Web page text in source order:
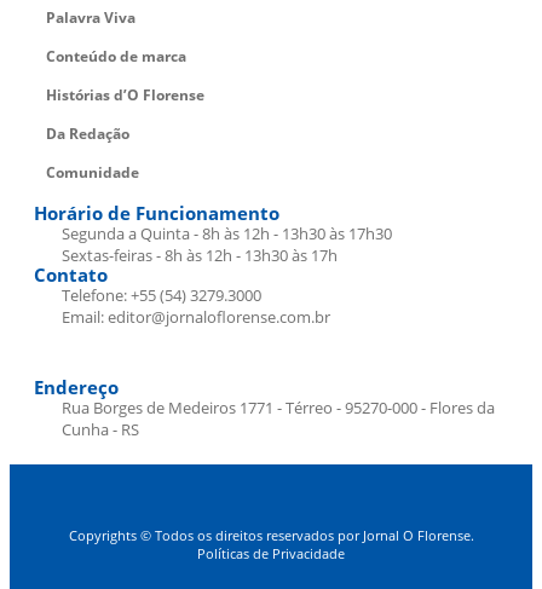
Palavra Viva
Conteúdo de marca
Histórias d’O Florense
Da Redação
Comunidade
Horário de Funcionamento
Segunda a Quinta - 8h às 12h - 13h30 às 17h30
Sextas-feiras - 8h às 12h - 13h30 às 17h
Contato
Telefone: +55 (54) 3279.3000
Email: editor@jornaloflorense.com.br
Endereço
Rua Borges de Medeiros 1771 - Térreo - 95270-000 - Flores da
Cunha - RS
Copyrights © Todos os direitos reservados por Jornal O Florense.
Políticas de Privacidade